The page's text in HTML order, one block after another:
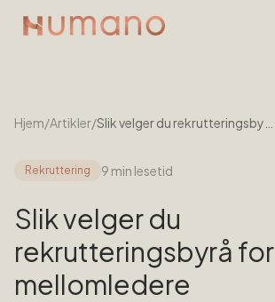
Kontakt
Book en prat
Hjem/Artikler/
Rekruttering 9 min lesetid
Slik velger du
rekrutteringsbyrå for
mellomledere